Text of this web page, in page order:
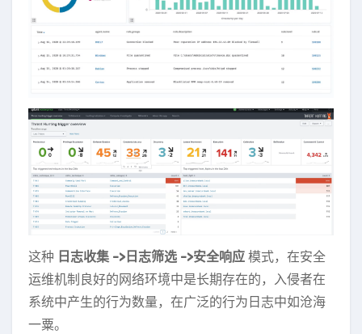
这种 日志收集 ->日志筛选 ->安全响应 模式，在安全
运维机制良好的网络环境中是长期存在的，入侵者在
系统中产生的行为数量，在广泛的行为日志中如沧海
一粟。